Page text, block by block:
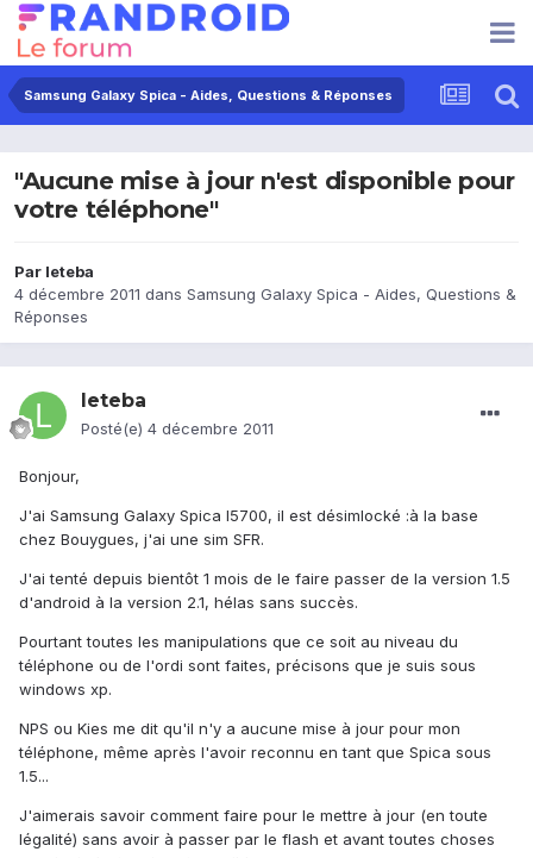
Samsung Galaxy Spica - Aides, Questions & Réponses
"Aucune mise à jour n'est disponible pour
votre téléphone"
Par leteba
4 décembre 2011 dans Samsung Galaxy Spica - Aides, Questions &
Réponses
leteba
Posté(e) 4 décembre 2011
Bonjour,
J'ai Samsung Galaxy Spica I5700, il est désimlocké :à la base
chez Bouygues, j'ai une sim SFR.
J'ai tenté depuis bientôt 1 mois de le faire passer de la version 1.5
d'android à la version 2.1, hélas sans succès.
Pourtant toutes les manipulations que ce soit au niveau du
téléphone ou de l'ordi sont faites, précisons que je suis sous
windows xp.
NPS ou Kies me dit qu'il n'y a aucune mise à jour pour mon
téléphone, même après l'avoir reconnu en tant que Spica sous
1.5...
J'aimerais savoir comment faire pour le mettre à jour (en toute
légalité) sans avoir à passer par le flash et avant toutes choses